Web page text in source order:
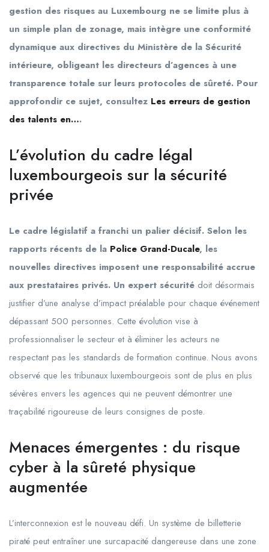
gestion des risques au Luxembourg ne se limite plus à
un simple plan de zonage, mais intègre une conformité
dynamique aux directives du Ministère de la Sécurité
intérieure, obligeant les directeurs d’agences à une
transparence totale sur leurs protocoles de sûreté. Pour
approfondir ce sujet, consultez Les erreurs de gestion
des talents en….
L’évolution du cadre légal
luxembourgeois sur la sécurité
privée
Le cadre législatif a franchi un palier décisif. Selon les
rapports récents de la Police Grand-Ducale, les
nouvelles directives imposent une responsabilité accrue
aux prestataires privés. Un expert sécurité doit désormais
justifier d’une analyse d’impact préalable pour chaque événement
dépassant 500 personnes. Cette évolution vise à
professionnaliser le secteur et à éliminer les acteurs ne
respectant pas les standards de formation continue. Nous avons
observé que les tribunaux luxembourgeois sont de plus en plus
sévères envers les agences qui ne peuvent démontrer une
traçabilité rigoureuse de leurs consignes de poste.
Menaces émergentes : du risque
cyber à la sûreté physique
augmentée
L’interconnexion est le nouveau défi. Un système de billetterie
piraté peut entraîner une surcapacité dangereuse dans une zone